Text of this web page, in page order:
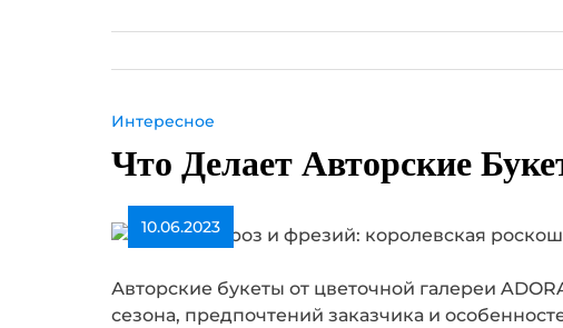
Интересное
Что Делает Авторские
10.06.2023
Авторские букеты от цветочной галереи
сезона, предпочтений заказчика и